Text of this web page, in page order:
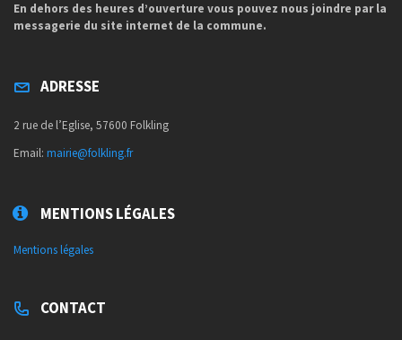
En dehors des heures d’ouverture vous pouvez nous joindre par la
messagerie du site internet de la commune.
ADRESSE
2 rue de l’Eglise, 57600 Folkling
Email: mairie@folkling.fr
MENTIONS LÉGALES
Mentions légales
CONTACT